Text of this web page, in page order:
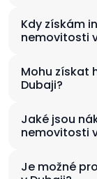
Kdy získám
nemovitosti
Mohu získat
Dubaji?
Jaké jsou
nemovitosti
Je možné